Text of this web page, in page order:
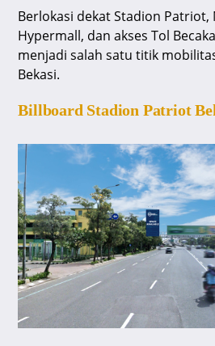
Berlokasi dekat Stadion Patriot,
Hypermall, dan akses Tol
menjadi salah satu titik
Bekasi.
Billboard Stadion Patriot